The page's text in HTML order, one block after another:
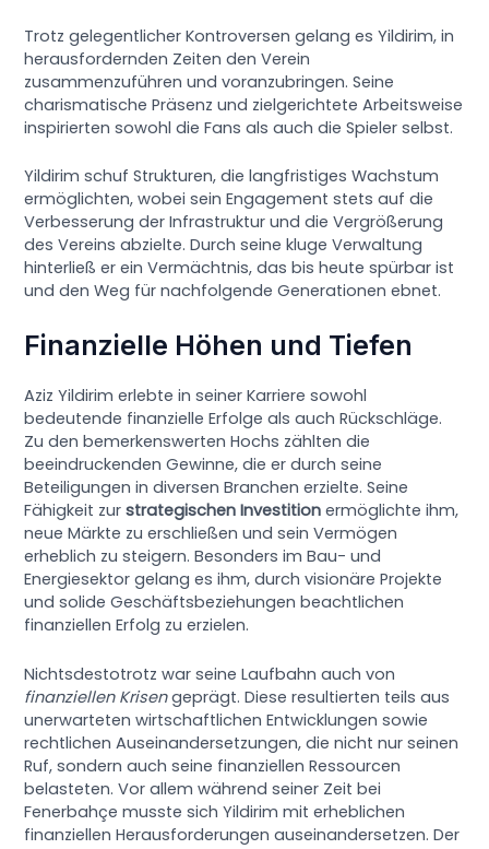
Trotz gelegentlicher Kontroversen gelang es Yildirim, in
herausfordernden Zeiten den Verein
zusammenzuführen und voranzubringen. Seine
charismatische Präsenz und zielgerichtete Arbeitsweise
inspirierten sowohl die Fans als auch die Spieler selbst.
Yildirim schuf Strukturen, die langfristiges Wachstum
ermöglichten, wobei sein Engagement stets auf die
Verbesserung der Infrastruktur und die Vergrößerung
des Vereins abzielte. Durch seine kluge Verwaltung
hinterließ er ein Vermächtnis, das bis heute spürbar ist
und den Weg für nachfolgende Generationen ebnet.
Finanzielle Höhen und Tiefen
Aziz Yildirim erlebte in seiner Karriere sowohl
bedeutende finanzielle Erfolge als auch Rückschläge.
Zu den bemerkenswerten Hochs zählten die
beeindruckenden Gewinne, die er durch seine
Beteiligungen in diversen Branchen erzielte. Seine
Fähigkeit zurstrategischen Investition ermöglichte ihm,
neue Märkte zu erschließen und sein Vermögen
erheblich zu steigern. Besonders im Bau- und
Energiesektor gelang es ihm, durch visionäre Projekte
und solide Geschäftsbeziehungen beachtlichen
finanziellen Erfolg zu erzielen.
Nichtsdestotrotz war seine Laufbahn auch von
finanziellen Krisengeprägt. Diese resultierten teils aus
unerwarteten wirtschaftlichen Entwicklungen sowie
rechtlichen Auseinandersetzungen, die nicht nur seinen
Ruf, sondern auch seine finanziellen Ressourcen
belasteten. Vor allem während seiner Zeit bei
Fenerbahçe musste sich Yildirim mit erheblichen
finanziellen Herausforderungen auseinandersetzen. Der